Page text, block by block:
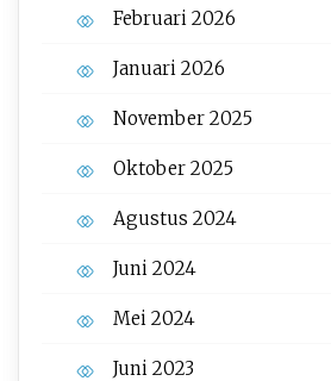
Februari 2026
Januari 2026
November 2025
Oktober 2025
Agustus 2024
Juni 2024
Mei 2024
Juni 2023